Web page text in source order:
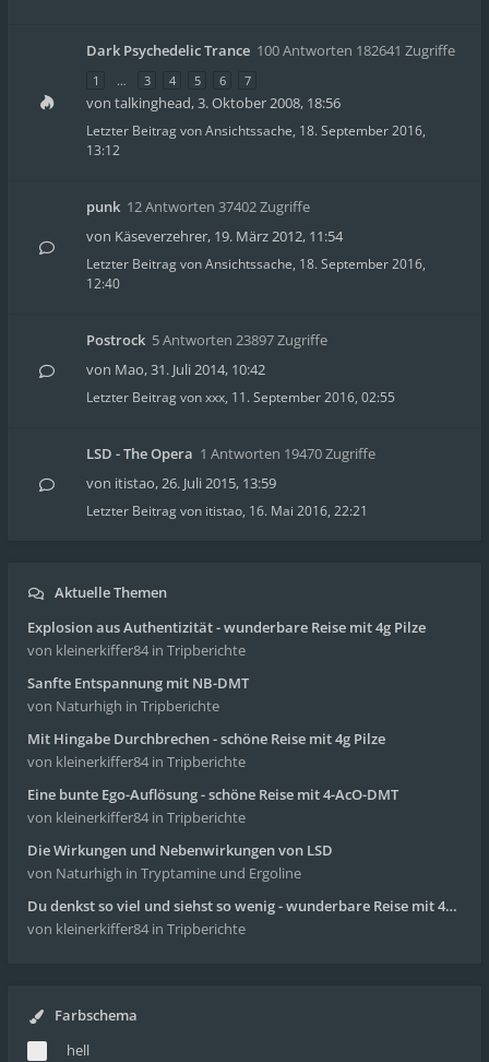
Dark Psychedelic Trance 100 Antworten 182641 Zugriffe
1 … 3 4 5 6 7
von talkinghead,3. Oktober 2008, 18:56
Letzter Beitrag vonAnsichtssache, 18. September 2016,
13:12
punk 12 Antworten 37402 Zugriffe
von Käseverzehrer, 19. März 2012, 11:54
Letzter Beitrag vonAnsichtssache, 18. September 2016,
12:40
Postrock 5 Antworten 23897 Zugriffe
von Mao,31. Juli 2014, 10:42
Letzter Beitrag vonxxx, 11. September 2016, 02:55
LSD - The Opera 1 Antworten 19470 Zugriffe
von itistao,26. Juli 2015, 13:59
Letzter Beitrag von itistao, 16. Mai 2016, 22:21
Aktuelle Themen
Explosion aus Authentizität - wunderbare Reise mit 4g Pilze
von kleinerkiffer84 in Tripberichte
Sanfte Entspannung mit NB-DMT
von Naturhigh in Tripberichte
Mit Hingabe Durchbrechen - schöne Reise mit 4g Pilze
von kleinerkiffer84 in Tripberichte
Eine bunte Ego-Auflösung - schöne Reise mit 4-AcO-DMT
von kleinerkiffer84 in Tripberichte
Die Wirkungen und Nebenwirkungen von LSD
von Naturhigh in Tryptamine und Ergoline
Du denkst so viel und siehst so wenig - wunderbare Reise mit 4g Pilze
von kleinerkiffer84 in Tripberichte
Farbschema
hell